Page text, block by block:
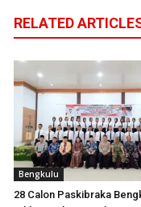
RELATED
Bengkulu
28 Calon Paskibraka